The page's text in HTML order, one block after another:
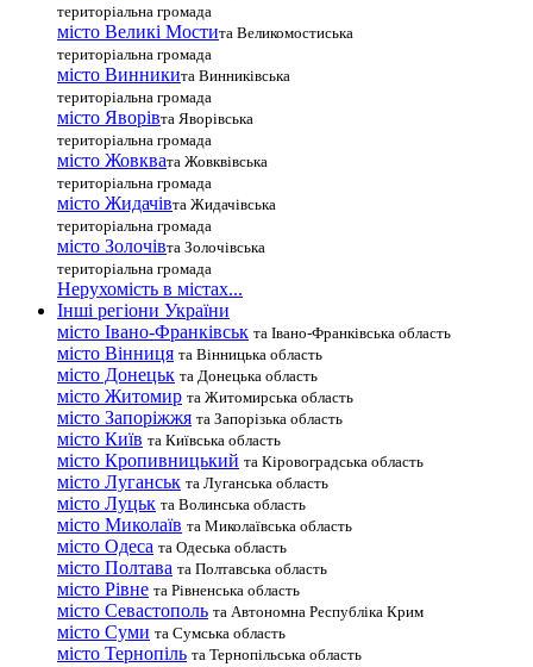
територіальна громада
місто Великі Мостита Великомостиська
територіальна громада
місто Винникита Винниківська
територіальна громада
місто Яворівта Яворівська
територіальна громада
місто Жовквата Жовквівська
територіальна громада
місто Жидачівта Жидачівська
територіальна громада
місто Золочівта Золочівська
територіальна громада
Нерухомість в містах...
Інші регіони України
місто Івано-Франківськ та Івано-Франківська область
місто Вінниця та Вінницька область
місто Донецьк та Донецька область
місто Житомир та Житомирська область
місто Запоріжжя та Запорізька область
місто Київ та Київська область
місто Кропивницький та Кіровоградська область
місто Луганськ та Луганська область
місто Луцьк та Волинська область
місто Миколаїв та Миколаївська область
місто Одеса та Одеська область
місто Полтава та Полтавська область
місто Рівне та Рівненська область
місто Севастополь та Автономна Республіка Крим
місто Суми та Сумська область
місто Тернопіль та Тернопільська область